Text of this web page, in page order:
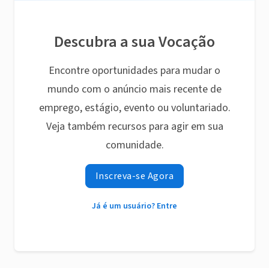
Descubra a sua Vocação
Encontre oportunidades para mudar o
mundo com o anúncio mais recente de
emprego, estágio, evento ou voluntariado.
Veja também recursos para agir em sua
comunidade.
Inscreva-se Agora
Já é um usuário? Entre